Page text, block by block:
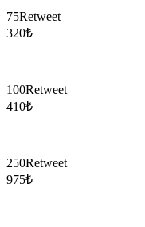
75Retweet
320₺
100Retweet
410₺
250Retweet
975₺